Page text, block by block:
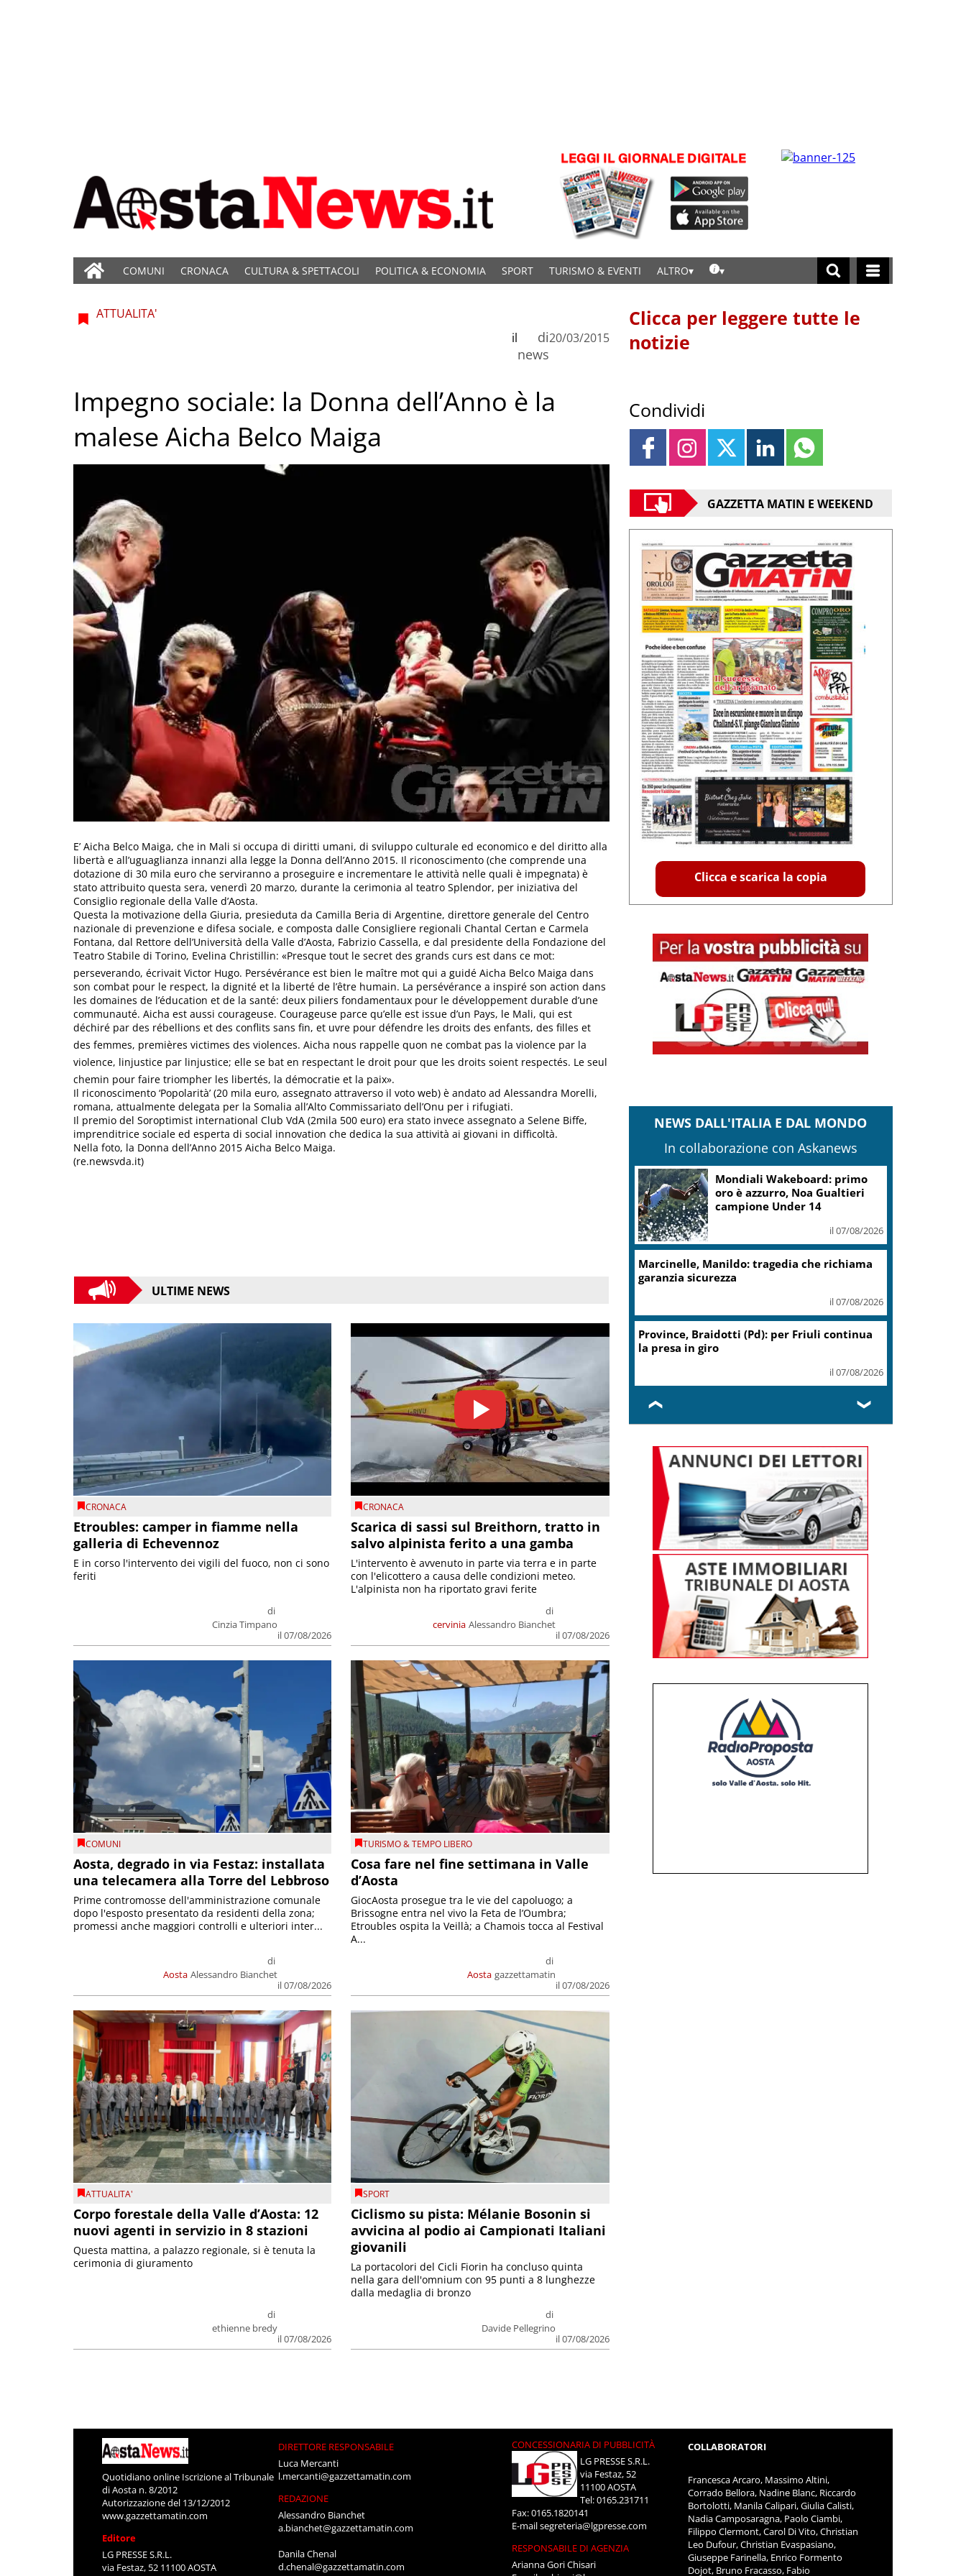
COMUNI CRONACA CULTURA & SPETTACOLI POLITICA & ECONOMIA SPORT TURISMO & EVENTI ALTRO
ATTUALITA'
di
news
il 20/03/2015
Impegno sociale: la Donna dell’Anno è la
malese Aicha Belco Maiga
E’ Aicha Belco Maiga, che in Mali si occupa di diritti umani, di sviluppo culturale ed economico e del diritto alla
libertà e all’uguaglianza innanzi alla legge la Donna dell’Anno 2015. Il riconoscimento (che comprende una
dotazione di 30 mila euro che serviranno a proseguire e incrementare le attività nelle quali è impegnata) è
stato attribuito questa sera, venerdì 20 marzo, durante la cerimonia al teatro Splendor, per iniziativa del
Consiglio regionale della Valle d’Aosta.
Questa la motivazione della Giuria, presieduta da Camilla Beria di Argentine, direttore generale del Centro
nazionale di prevenzione e difesa sociale, e composta dalle Consigliere regionali Chantal Certan e Carmela
Fontana, dal Rettore dell’Università della Valle d’Aosta, Fabrizio Cassella, e dal presidente della Fondazione del
Teatro Stabile di Torino, Evelina Christillin: «Presque tout le secret des grands curs est dans ce mot:
perseverando, écrivait Victor Hugo. Persévérance est bien le maître mot qui a guidé Aicha Belco Maiga dans
son combat pour le respect, la dignité et la liberté de l’être humain. La persévérance a inspiré son action dans
les domaines de l’éducation et de la santé: deux piliers fondamentaux pour le développement durable d’une
communauté. Aicha est aussi courageuse. Courageuse parce qu’elle est issue d’un Pays, le Mali, qui est
déchiré par des rébellions et des conflits sans fin, et uvre pour défendre les droits des enfants, des filles et
des femmes, premières victimes des violences. Aicha nous rappelle quon ne combat pas la violence par la
violence, linjustice par linjustice; elle se bat en respectant le droit pour que les droits soient respectés. Le seul
chemin pour faire triompher les libertés, la démocratie et la paix».
Il riconoscimento ‘Popolarità’ (20 mila euro, assegnato attraverso il voto web) è andato ad Alessandra Morelli,
romana, attualmente delegata per la Somalia all’Alto Commissariato dell’Onu per i rifugiati.
Il premio del Soroptimist international Club VdA (2mila 500 euro) era stato invece assegnato a Selene Biffe,
imprenditrice sociale ed esperta di social innovation che dedica la sua attività ai giovani in difficoltà.
Nella foto, la Donna dell’Anno 2015 Aicha Belco Maiga.
(re.newsvda.it)
ULTIME NEWS
CRONACA
Etroubles: camper in fiamme nella
galleria di Echevennoz
di
Cinzia Timpano
il 07/08/2026
E in corso l'intervento dei vigili del fuoco, non ci sono
feriti
CRONACA
Scarica di sassi sul Breithorn, tratto in
salvo alpinista ferito a una gamba
cervinia
di
Alessandro Bianchet
il 07/08/2026
L'intervento è avvenuto in parte via terra e in parte
con l'elicottero a causa delle condizioni meteo.
L'alpinista non ha riportato gravi ferite
COMUNI
Aosta, degrado in via Festaz: installata
una telecamera alla Torre del Lebbroso
Aosta
di
Alessandro Bianchet
il 07/08/2026
Prime contromosse dell'amministrazione comunale
dopo l'esposto presentato da residenti della zona;
promessi anche maggiori controlli e ulteriori inter...
TURISMO & TEMPO LIBERO
Cosa fare nel fine settimana in Valle
d’Aosta
Aosta
di
gazzettamatin
il 07/08/2026
GiocAosta prosegue tra le vie del capoluogo; a
Brissogne entra nel vivo la Feta de l’Oumbra;
Etroubles ospita la Veillà; a Chamois tocca al Festival
A...
ATTUALITA'
Corpo forestale della Valle d’Aosta: 12
nuovi agenti in servizio in 8 stazioni
di
ethienne bredy
il 07/08/2026
Questa mattina, a palazzo regionale, si è tenuta la
cerimonia di giuramento
SPORT
Ciclismo su pista: Mélanie Bosonin si
avvicina al podio ai Campionati Italiani
giovanili
di
Davide Pellegrino
il 07/08/2026
La portacolori del Cicli Fiorin ha concluso quinta
nella gara dell'omnium con 95 punti a 8 lunghezze
dalla medaglia di bronzo
Clicca per leggere tutte le
notizie
Condividi
GAZZETTA MATIN E WEEKEND
Clicca e scarica la copia
NEWS DALL'ITALIA E DAL MONDO
In collaborazione con Askanews
Mondiali Wakeboard: primo
oro è azzurro, Noa Gualtieri
campione Under 14
il 07/08/2026
Marcinelle, Manildo: tragedia che richiama
garanzia sicurezza
il 07/08/2026
Province, Braidotti (Pd): per Friuli continua
la presa in giro
il 07/08/2026
❮ ❯
Quotidiano online Iscrizione al Tribunale
di Aosta n. 8/2012
Autorizzazione del 13/12/2012
www.gazzettamatin.com
Editore
LG PRESSE S.R.L.
via Festaz, 52 11100 AOSTA
DIRETTORE RESPONSABILE
Luca Mercanti
l.mercanti@gazzettamatin.com
REDAZIONE
Alessandro Bianchet
a.bianchet@gazzettamatin.com
Danila Chenal
d.chenal@gazzettamatin.com
CONCESSIONARIA DI PUBBLICITÀ
LG PRESSE S.R.L.
via Festaz, 52
11100 AOSTA
Tel: 0165.231711
Fax: 0165.1820141
E-mailsegreteria@lgpresse.com
RESPONSABILE DI AGENZIA
Arianna Gori Chisari
COLLABORATORI
Francesca Arcaro, Massimo Altini,
Corrado Bellora, Nadine Blanc, Riccardo
Bortolotti, Manila Calipari, Giulia Calisti,
Nadia Camposaragna, Paolo Ciambi,
Filippo Clermont, Carol Di Vito, Christian
Leo Dufour, Christian Evaspasiano,
Giuseppe Farinella, Enrico Formento
Dojot, Bruno Fracasso, Fabio